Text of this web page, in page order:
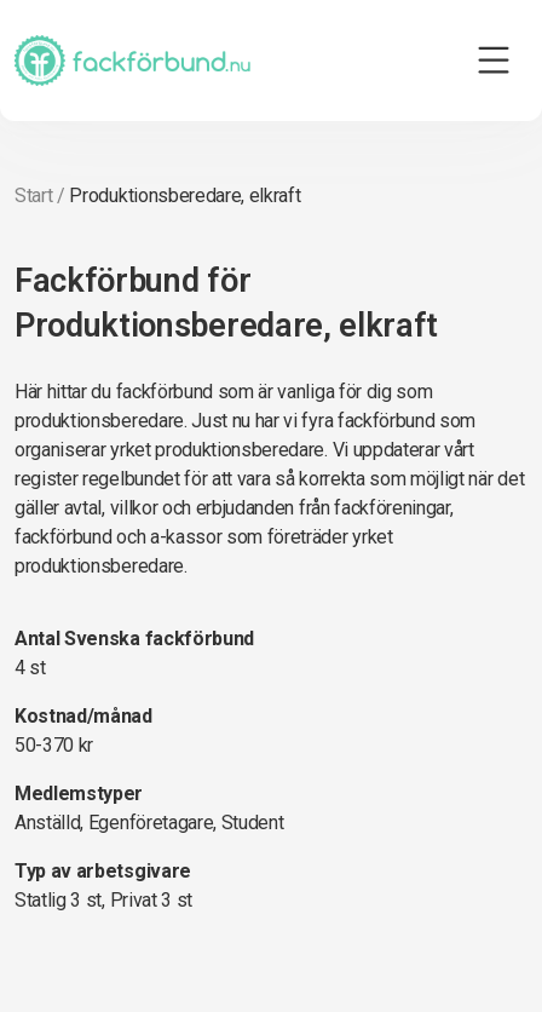
Start/ Produktionsberedare, elkraft
Fackförbund för
Produktionsberedare, elkraft
Här hittar du fackförbund som är vanliga för dig som
produktionsberedare. Just nu har vi fyra fackförbund som
organiserar yrket produktionsberedare. Vi uppdaterar vårt
register regelbundet för att vara så korrekta som möjligt när det
gäller avtal, villkor och erbjudanden från fackföreningar,
fackförbund och a-kassor som företräder yrket
produktionsberedare.
Antal Svenska fackförbund
4 st
Kostnad/månad
50-370 kr
Medlemstyper
Anställd, Egenföretagare, Student
Typ av arbetsgivare
Statlig 3 st, Privat 3 st